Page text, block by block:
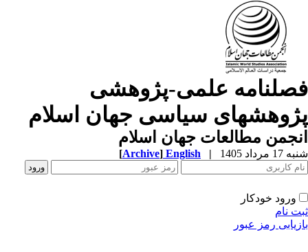
علمی-پژوهشی
سیاسی جهان اسلام
مطالعات جهان اسلام
مرداد 1405 |
English
[Archive]
ورود خودکار
نام
رمز عبور